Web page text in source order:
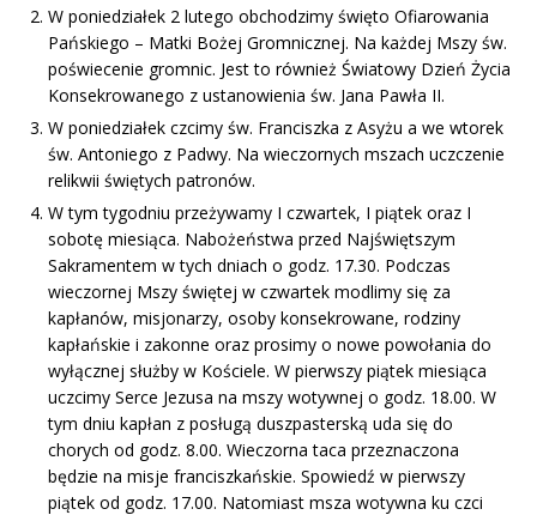
W poniedziałek 2 lutego obchodzimy święto Ofiarowania
Pańskiego – Matki Bożej Gromnicznej. Na każdej Mszy św.
poświecenie gromnic. Jest to również Światowy Dzień Życia
Konsekrowanego z ustanowienia św. Jana Pawła II.
W poniedziałek czcimy św. Franciszka z Asyżu a we wtorek
św. Antoniego z Padwy. Na wieczornych mszach uczczenie
relikwii świętych patronów.
W tym tygodniu przeżywamy I czwartek, I piątek oraz I
sobotę miesiąca. Nabożeństwa przed Najświętszym
Sakramentem w tych dniach o godz. 17.30. Podczas
wieczornej Mszy świętej w czwartek modlimy się za
kapłanów, misjonarzy, osoby konsekrowane, rodziny
kapłańskie i zakonne oraz prosimy o nowe powołania do
wyłącznej służby w Kościele. W pierwszy piątek miesiąca
uczcimy Serce Jezusa na mszy wotywnej o godz. 18.00. W
tym dniu kapłan z posługą duszpasterską uda się do
chorych od godz. 8.00. Wieczorna taca przeznaczona
będzie na misje franciszkańskie. Spowiedź w pierwszy
piątek od godz. 17.00. Natomiast msza wotywna ku czci